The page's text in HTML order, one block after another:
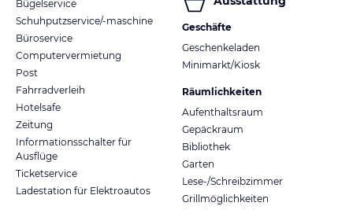
Bügelservice
Schuhputzservice/-maschine
Büroservice
Computervermietung
Post
Fahrradverleih
Hotelsafe
Zeitung
Informationsschalter für
Ausflüge
Ticketservice
Ladestation für Elektroautos
Geschäfte
Geschenkeladen
Minimarkt/Kiosk
Räumlichkeiten
Aufenthaltsraum
Gepäckraum
Bibliothek
Garten
Lese-/Schreibzimmer
Grillmöglichkeiten